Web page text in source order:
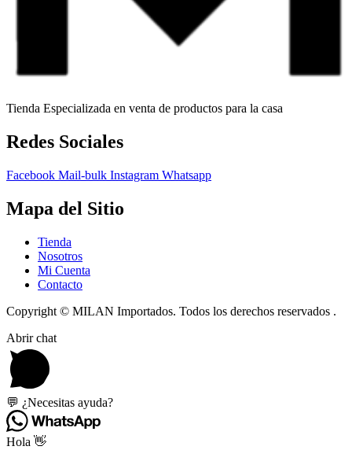
Tienda Especializada en venta de productos para la casa
Redes Sociales
Facebook Mail-bulk Instagram Whatsapp
Mapa del Sitio
Tienda
Nosotros
Mi Cuenta
Contacto
Copyright © MILAN Importados. Todos los derechos reservados .
Abrir chat
💬 ¿Necesitas ayuda?
Hola 👋